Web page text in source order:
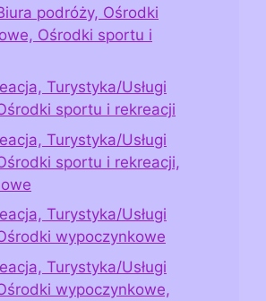
podróży, Ośrodki
Ośrodki sportu i
Turystyka/Usługi
sportu i rekreacji
Turystyka/Usługi
sportu i rekreacji,
Turystyka/Usługi
wypoczynkowe
Turystyka/Usługi
wypoczynkowe,